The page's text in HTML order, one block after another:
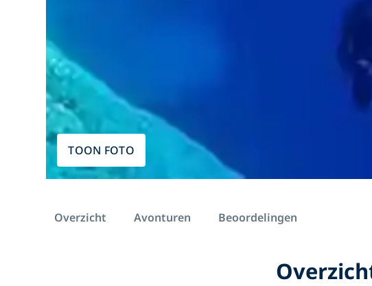
TOON FOTO
Overzicht Avonturen Beoordelingen